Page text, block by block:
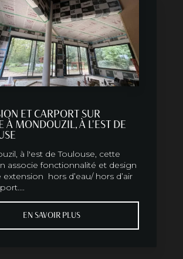
ET CARPORT SUR
À MONDOUZIL, À L'EST DE
à l'est de Toulouse, cette
associe fonctionnalité et design
extension hors d’eau/ hors d’air
EN SAVOIR PLUS